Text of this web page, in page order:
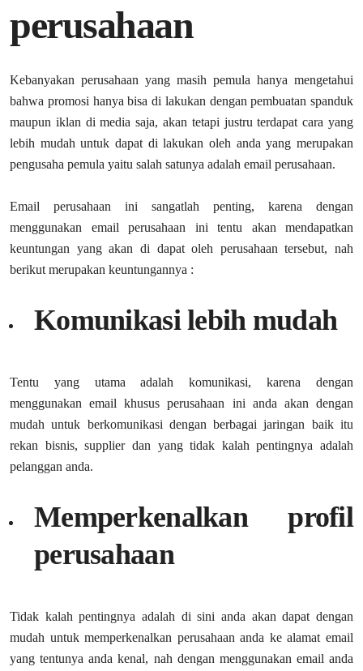
perusahaan
Kebanyakan perusahaan yang masih pemula hanya mengetahui
bahwa promosi hanya bisa di lakukan dengan pembuatan spanduk
maupun iklan di media saja, akan tetapi justru terdapat cara yang
lebih mudah untuk dapat di lakukan oleh anda yang merupakan
pengusaha pemula yaitu salah satunya adalah email perusahaan.
Email perusahaan ini sangatlah penting, karena dengan
menggunakan email perusahaan ini tentu akan mendapatkan
keuntungan yang akan di dapat oleh perusahaan tersebut, nah
berikut merupakan keuntungannya :
Komunikasi lebih mudah
Tentu yang utama adalah komunikasi, karena dengan
menggunakan email khusus perusahaan ini anda akan dengan
mudah untuk berkomunikasi dengan berbagai jaringan baik itu
rekan bisnis, supplier dan yang tidak kalah pentingnya adalah
pelanggan anda.
Memperkenalkan profil
perusahaan
Tidak kalah pentingnya adalah di sini anda akan dapat dengan
mudah untuk memperkenalkan perusahaan anda ke alamat email
yang tentunya anda kenal, nah dengan menggunakan email anda